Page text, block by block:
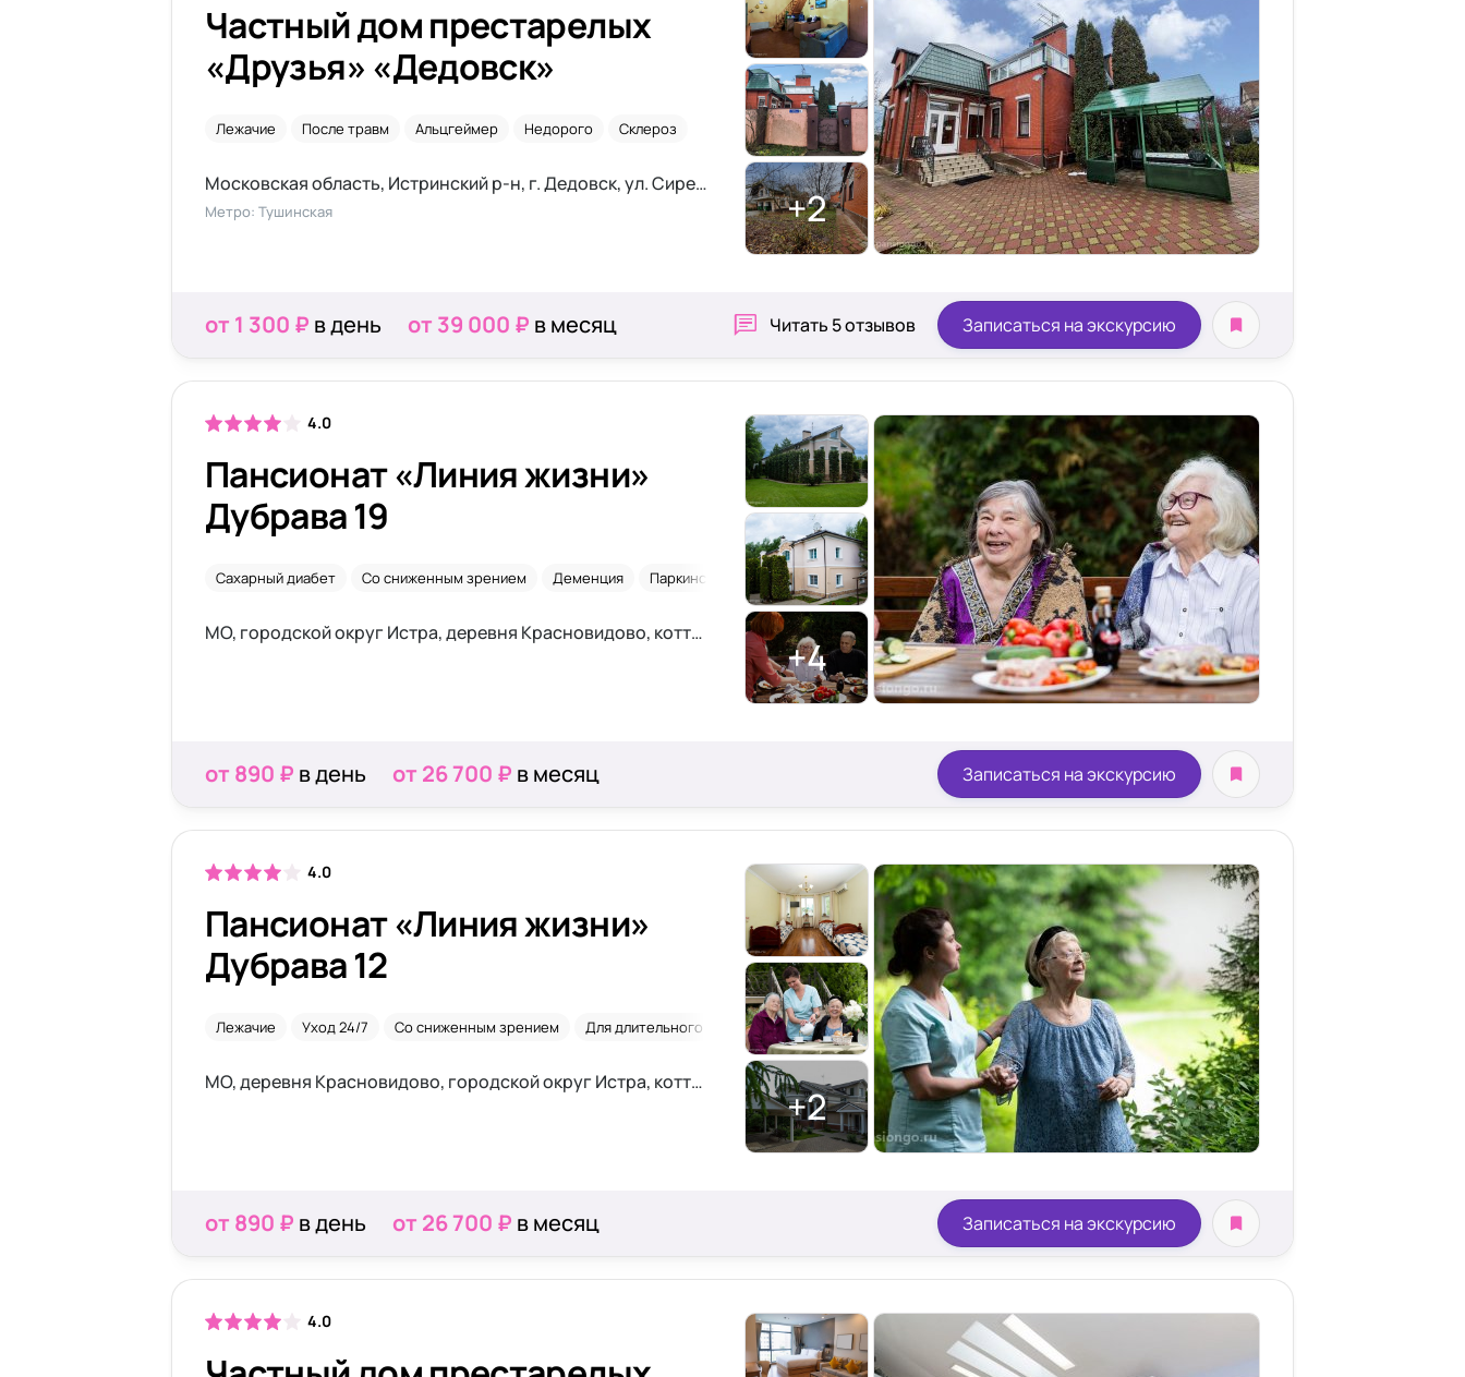
Частный дом престарелых
«Друзья» «Дедовск»
Лежачие После травм Альцгеймер Недорого Склероз
Московская область, Истринский р-н, г. Дедовск, ул. Сиреневая 9А
Метро: Тушинская +2
от 1 300 ₽ в день от 39 000 ₽ в месяц Читать 5 отзывов Записаться на экскурсию
4.0
Пансионат «Линия жизни»
Дубрава 19
Сахарный диабет Со сниженным зрением Деменция Паркинсон Недорого
МО, городской округ Истра, деревня Красновидово, коттеджный посёлок Дубрава, 19 К
+4
от 890 ₽ в день от 26 700 ₽ в месяц Записаться на экскурсию
4.0
Пансионат «Линия жизни»
Дубрава 12
Лежачие Уход 24/7 Со сниженным зрением Для длительного проживания 2-х местная комната
МО, деревня Красновидово, городской округ Истра, коттеджный посёлок Дубрава,12
+2
от 890 ₽ в день от 26 700 ₽ в месяц Записаться на экскурсию
4.0